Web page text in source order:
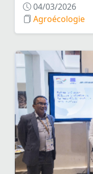
04/03/2026
Agroécologie